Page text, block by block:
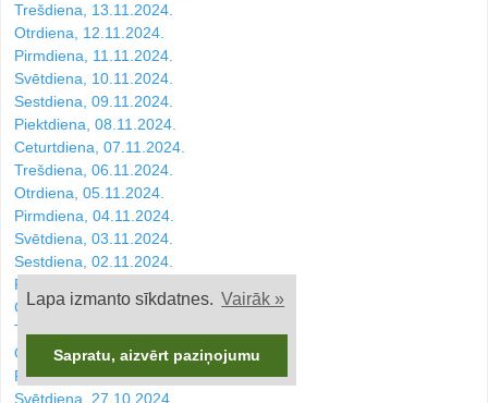
Lapa izmanto sīkdatnes. Vairāk »
Sapratu, aizvērt paziņojumu
Trešdiena, 13.11.2024.
Otrdiena, 12.11.2024.
Pirmdiena, 11.11.2024.
Svētdiena, 10.11.2024.
Sestdiena, 09.11.2024.
Piektdiena, 08.11.2024.
Ceturtdiena, 07.11.2024.
Trešdiena, 06.11.2024.
Otrdiena, 05.11.2024.
Pirmdiena, 04.11.2024.
Svētdiena, 03.11.2024.
Sestdiena, 02.11.2024.
Piektdiena, 01.11.2024.
Ceturtdiena, 31.10.2024.
Trešdiena, 30.10.2024.
Otrdiena, 29.10.2024.
Pirmdiena, 28.10.2024.
Svētdiena, 27.10.2024.